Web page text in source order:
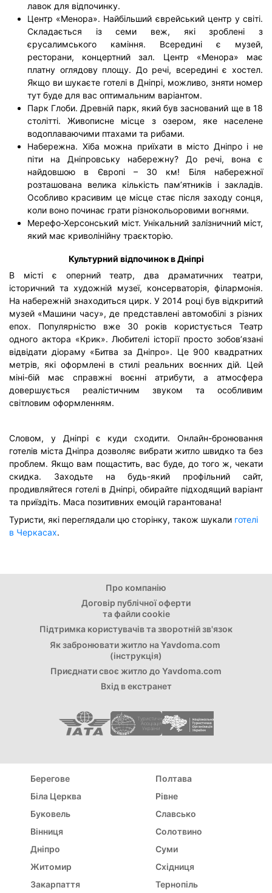
лавок для відпочинку.
Центр «Менора». Найбільший єврейський центр у світі.
Складається із семи веж, які зроблені з
єрусалимського каміння. Всередині є музей,
ресторани, концертний зал. Центр «Менора» має
платну оглядову площу. До речі, всередині є хостел.
Якщо ви шукаєте готелі в Дніпрі, можливо, зняти номер
тут буде для вас оптимальним варіантом.
Парк Глоби. Древній парк, який був заснований ще в 18
столітті. Живописне місце з озером, яке населене
водоплаваючими птахами та рибами.
Набережна. Хіба можна приїхати в місто Дніпро і не
піти на Дніпровську набережну? До речі, вона є
найдовшою в Європі – 30 км! Біля набережної
розташована велика кількість пам’ятників і закладів.
Особливо красивим це місце стає після заходу сонця,
коли воно починає грати різнокольоровими вогнями.
Мерефо-Херсонський міст. Унікальний залізничний міст,
який має криволінійну траєкторію.
Культурний відпочинок в Дніпрі
В місті є оперний театр, два драматичних театри,
історичний та художній музеї, консерваторія, філармонія.
На набережній знаходиться цирк. У 2014 році був відкритий
музей «Машини часу», де представлені автомобілі з різних
епох. Популярністю вже 30 років користується Театр
одного актора «Крик». Любителі історії просто зобов’язані
відвідати діораму «Битва за Дніпро». Це 900 квадратних
метрів, які оформлені в стилі реальних воєнних дій. Цей
міні-бій має справжні воєнні атрибути, а атмосфера
довершується реалістичним звуком та особливим
світловим оформленням.
Словом, у Дніпрі є куди сходити. Онлайн-бронювання
готелів міста Дніпра дозволяє вибрати житло швидко та без
проблем. Якщо вам пощастить, вас буде, до того ж, чекати
скидка. Заходьте на будь-який профільний сайт,
продивляйтеся готелі в Дніпрі, обирайте підходящий варіант
та приїздіть. Маса позитивних емоцій гарантована!
Туристи, які переглядали цю сторінку, також шукали готелі
в Черкасах.
Про компанію
Договір публічної оферти
та файли cookie
Підтримка користувачів та зворотній зв'язок
Як забронювати житло на Yavdoma.com
(інструкція)
Приєднати свoє житло до Yavdoma.com
Вхід в екстранет
Туристична
Асоціація
України
Берегове
Біла Церква
Буковель
Вінниця
Дніпро
Житомир
Закарпаття
Полтава
Рівне
Славсько
Солотвино
Суми
Східниця
Тернопіль